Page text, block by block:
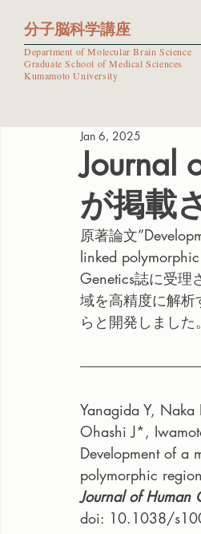
分子脳科学講座
Department of Molecular Brain Science
Graduate School of Medical Sciences
Kumamoto University
Journal
が掲載
Jan 6, 2025
原著論文
linked
Genetics誌に受理
域を高精度に解
らと開発しました。
Yanagida Y,
Ohashi J*,
Development of a
polymorphic
Journal of Human
doi: 10.1038/